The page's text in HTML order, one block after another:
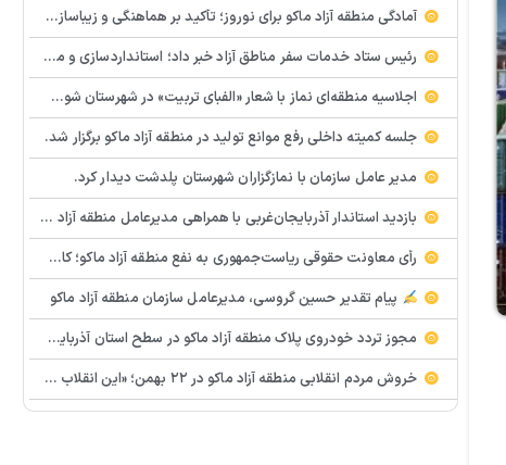
آمادگی منطقه آزاد ماکو برای نوروز؛ تأکید بر هماهنگی و زیباسازی شهری
رئیس ستاد خدمات سفر مناطق آزاد خبر داد؛ استانداردسازی و مدیریت هوشمند خدمات سفر نوروزی در مناطق آزاد
اجلاسیه منطقه‌ای نماز با شعار «الفبای تربیت» در شهرستان شوط برگزار شد
جلسه کمیته داخلی رفع موانع تولید در منطقه آزاد ماکو برگزار شد.
مدیر عامل سازمان با نمازگزاران شهرستان پلدشت دیدار کرد.
بازدید استاندار آذربایجان‌غربی با همراهی مدیرعامل منطقه آزاد ماکو از واحد تولیدی گونش کتان
رأی معاونت حقوقی ریاست‌جمهوری به نفع منطقه آزاد ماکو؛ کاهش ۱۵ درصدی سود بازرگانی خودرو و قطعات
پیام تقدیر حسین گروسی، مدیرعامل سازمان منطقه آزاد ماکو
مجوز تردد خودروی پلاک منطقه آزاد ماکو در سطح استان آذربایجان غربی صادر شد
خروش مردم انقلابی منطقه آزاد ماکو در ۲۲ بهمن؛ «این انقلاب زنده است»